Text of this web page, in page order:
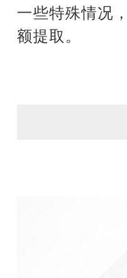
一些特殊情况
额提取。